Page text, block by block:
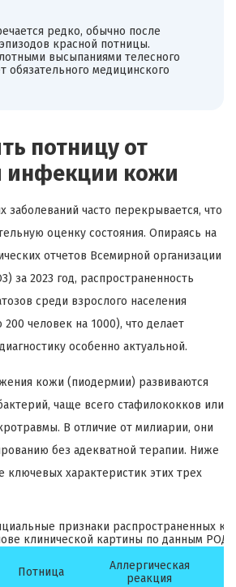
редко, обычно после
красной потницы.
высыпаниями телесного
обязательного медицинского
потницу от
инфекции кожи
заболеваний часто перекрывается, что
оценку состояния. Опираясь на
отчетов Всемирной организации
за 2023 год, распространенность
среди взрослого населения
200 человек на 1000), что делает
особенно актуальной.
кожи (пиодермии) развиваются
чаще всего стафилококков или
В отличие от милиарии, они
без адекватной терапии. Ниже
ключевых характеристик этих трех
признаки распространенных
клинической картины по данным
Потница
Аллергическая
реакция